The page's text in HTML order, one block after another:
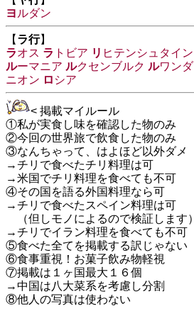
ヨ ルダン
【 ラ行】
ラオス ラ トビア リ ヒテンシュタイン
ルーマニア ルクセンブルク ルワンダ
ニオン ロ シア
< 掲載マイルール
①私が実食し味を確認した物のみ
②今回の世界旅で飲食した物のみ
③なんちゃって、はよほど以外ダメ
→チリで食べたチリ料理は可
→米国でチリ料理を食べても不可
④その国を語る外国料理なら可
→チリで食べたスペイン料理は可
（但しモノによるので検証します）
→チリでイラン料理を食べても不可
⑤食べた全てを掲載する訳じゃない
⑥食事重視！お菓子飲み物軽視
⑦掲載は１ヶ国最大１６個
→中国は八大菜系を考慮し分割
⑧他人の写真は使わない